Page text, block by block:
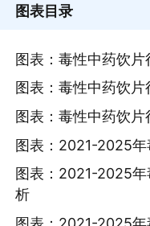
图表目录
图表：毒性中药饮片
图表：毒性中药饮
图表：毒性中药饮
图表：2021-2025
图表：2021-2025
析